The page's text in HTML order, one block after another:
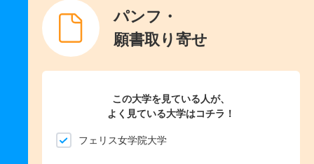
パンフ・
願書取り寄せ
この大学を見ている人が、
よく見ている大学はコチラ！
フェリス女学院大学